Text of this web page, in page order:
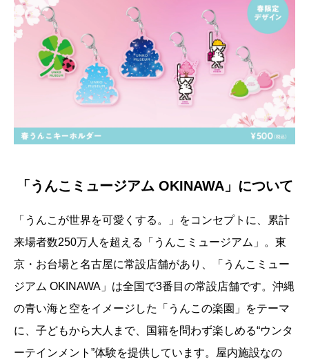
「うんこミュージアム OKINAWA」について
「うんこが世界を可愛くする。」をコンセプトに、累計
来場者数250万人を超える「うんこミュージアム」。東
京・お台場と名古屋に常設店舗があり、「うんこミュー
ジアム OKINAWA」は全国で3番目の常設店舗です。沖縄
の青い海と空をイメージした「うんこの楽園」をテーマ
に、子どもから大人まで、国籍を問わず楽しめる“ウンタ
ーテインメント”体験を提供しています。屋内施設なの